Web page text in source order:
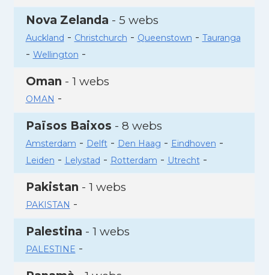
Nova Zelanda - 5 webs
Auckland - Christchurch - Queenstown - Tauranga
- Wellington -
Oman - 1 webs
OMAN -
Països Baixos - 8 webs
Amsterdam - Delft- Den Haag - Eindhoven -
Leiden - Lelystad - Rotterdam - Utrecht-
Pakistan - 1 webs
PAKISTAN -
Palestina - 1 webs
PALESTINE -